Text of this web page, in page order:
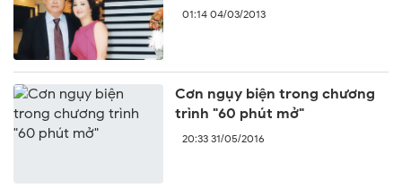
01:14 04/03/2013
Cơn ngụy biện trong chương
trình "60 phút mở"
20:33 31/05/2016